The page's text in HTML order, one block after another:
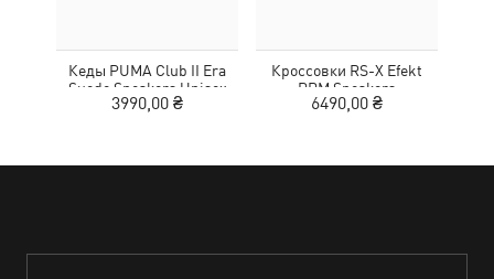
Кеды PUMA Club II Era
Suede Sneakers Unisex
3990,00 ₴
Кроссовки RS-X Efekt
PRM Sneakers
6490,00 ₴